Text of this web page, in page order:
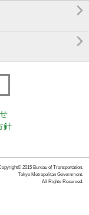


針
2015 Bureau of Transportation.
Tokyo Metropolitan Government.
All Rights Reserved.